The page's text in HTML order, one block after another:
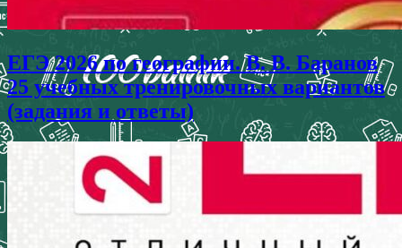
ЕГЭ 2026 по географии. В. В. Баранов
25 учебных тренировочных вариантов
(задания и ответы)